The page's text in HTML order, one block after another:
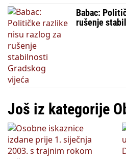
Babac:
rušenje
Još iz kategorije